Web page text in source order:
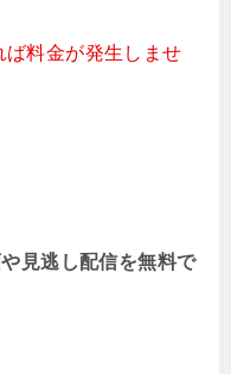
料金が発生しませ
見逃し配信を無料で